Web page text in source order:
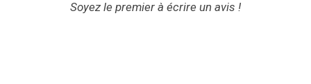
Soyez le premier à écrire un avis !